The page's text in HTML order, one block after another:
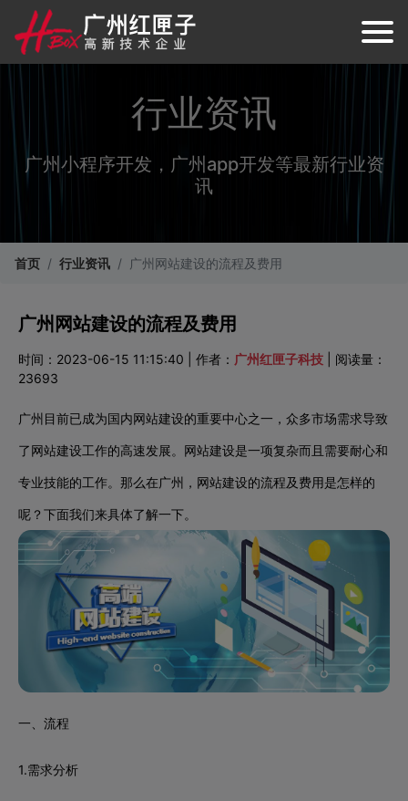
行业资讯
广州小程序开发，广州app开发等最新行业资
讯
首页 行业资讯 广州网站建设的流程及费用
广州网站建设的流程及费用
时间：2023-06-15 11:15:40 | 作者： 广州红匣子科技 | 阅读量：
23693
广州目前已成为国内网站建设的重要中心之一，众多市场需求导致
了网站建设工作的高速发展。网站建设是一项复杂而且需要耐心和
专业技能的工作。那么在广州，网站建设的流程及费用是怎样的
呢？下面我们来具体了解一下。
一、流程
1.需求分析